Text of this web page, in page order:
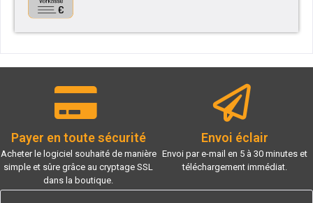
Payer en toute sécurité
Acheter le logiciel souhaité de manière
simple et sûre grâce au cryptage SSL
dans la boutique.
Envoi éclair
Envoi par e-mail en 5 à 30 minutes et
téléchargement immédiat.